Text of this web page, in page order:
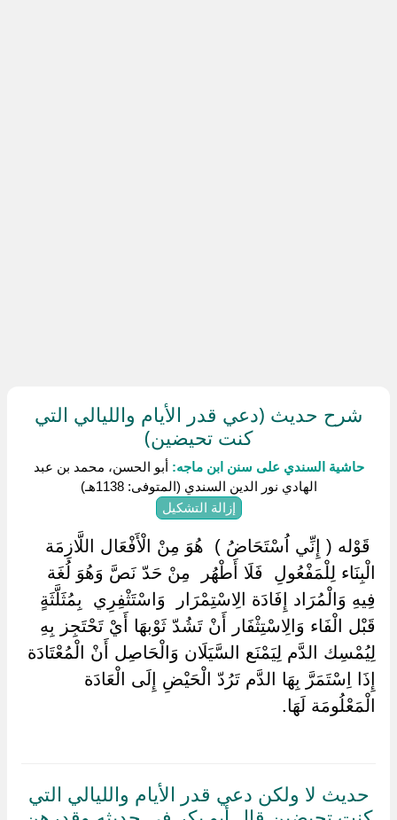
شرح حديث (دعي قدر الأيام والليالي التي
كنت تحيضين)
حاشية السندي على سنن ابن ماجه: أبو الحسن، محمد بن عبد
الهادي نور الدين السندي (المتوفى: 1138هـ)
إزالة التشكيل
‏ ‏قَوْله ( إِنِّي اُسْتَحَاضُ ) ‏ ‏هُوَ مِنْ الْأَفْعَال اللَّازِمَة
الْبِنَاء لِلْمَفْعُولِ ‏ ‏فَلَا أَطْهُر ‏ ‏مِنْ حَدّ نَصَّ وَهُوَ لُغَة
فِيهِ وَالْمُرَاد إِفَادَة الِاسْتِمْرَار ‏ ‏وَاسْتَثْفِرِي ‏ ‏بِمُثَلَّثَةٍ
قَبْل الْفَاء وَالِاسْتِثْفَار أَنْ تَشُدّ ثَوْبهَا أَيْ تَحْتَجِز بِهِ
لِيُمْسِك الدَّم لِيَمْنَع السَّيَلَان وَالْحَاصِل أَنْ الْمُعْتَادَة
إِذَا اِسْتَمَرَّ بِهَا الدَّم تَرُدّ الْحَيْضِ إِلَى الْعَادَة
الْمَعْلُومَة لَهَا.
حديث لا ولكن دعي قدر الأيام والليالي التي